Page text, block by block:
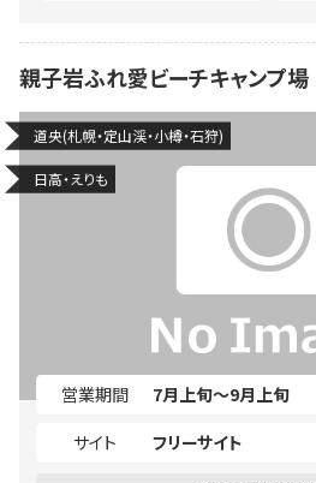
親子岩ふれ愛ビーチキャンプ場
道央(札幌・定山渓・小樽・石狩)
日高・えりも
営業期間
7月上旬～9月上旬
サイト
フリーサイト